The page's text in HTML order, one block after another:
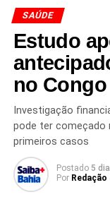
período em que o
situação vacinal. A
partir de 6
até 59 anos,
O reforço da
interromper a
surto, protegendo
vulneráveis à
a vacinação
prevenção contra
SAÚDE
Estudo
no Congo
Investigação
pode ter começado
primeiros casos
Postado 5
Por Redação